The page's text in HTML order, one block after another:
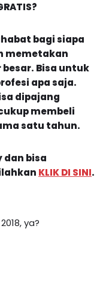
bagi siapa
memetakan
Bisa untuk
apa saja.
dipajang
membeli
satu tahun.
dan bisa
KLIK DI SINI.
ya?